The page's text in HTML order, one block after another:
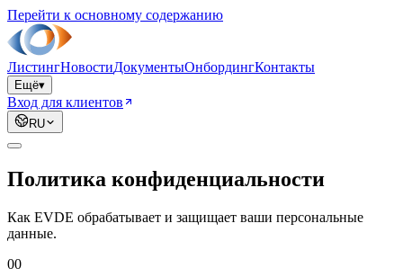
Перейти к основному содержанию
ЛистингНовостиДокументыОнбордингКонтакты
Ещё▾
Вход для клиентов
RU
Политика конфиденциальности
Как EVDE обрабатывает и защищает ваши персональные
данные.
00